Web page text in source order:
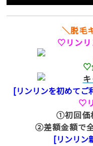
＼脱毛
♡リンリ
♡
[リンリンを初めてご
♡
①初回価
②差額金額で
[リンリン